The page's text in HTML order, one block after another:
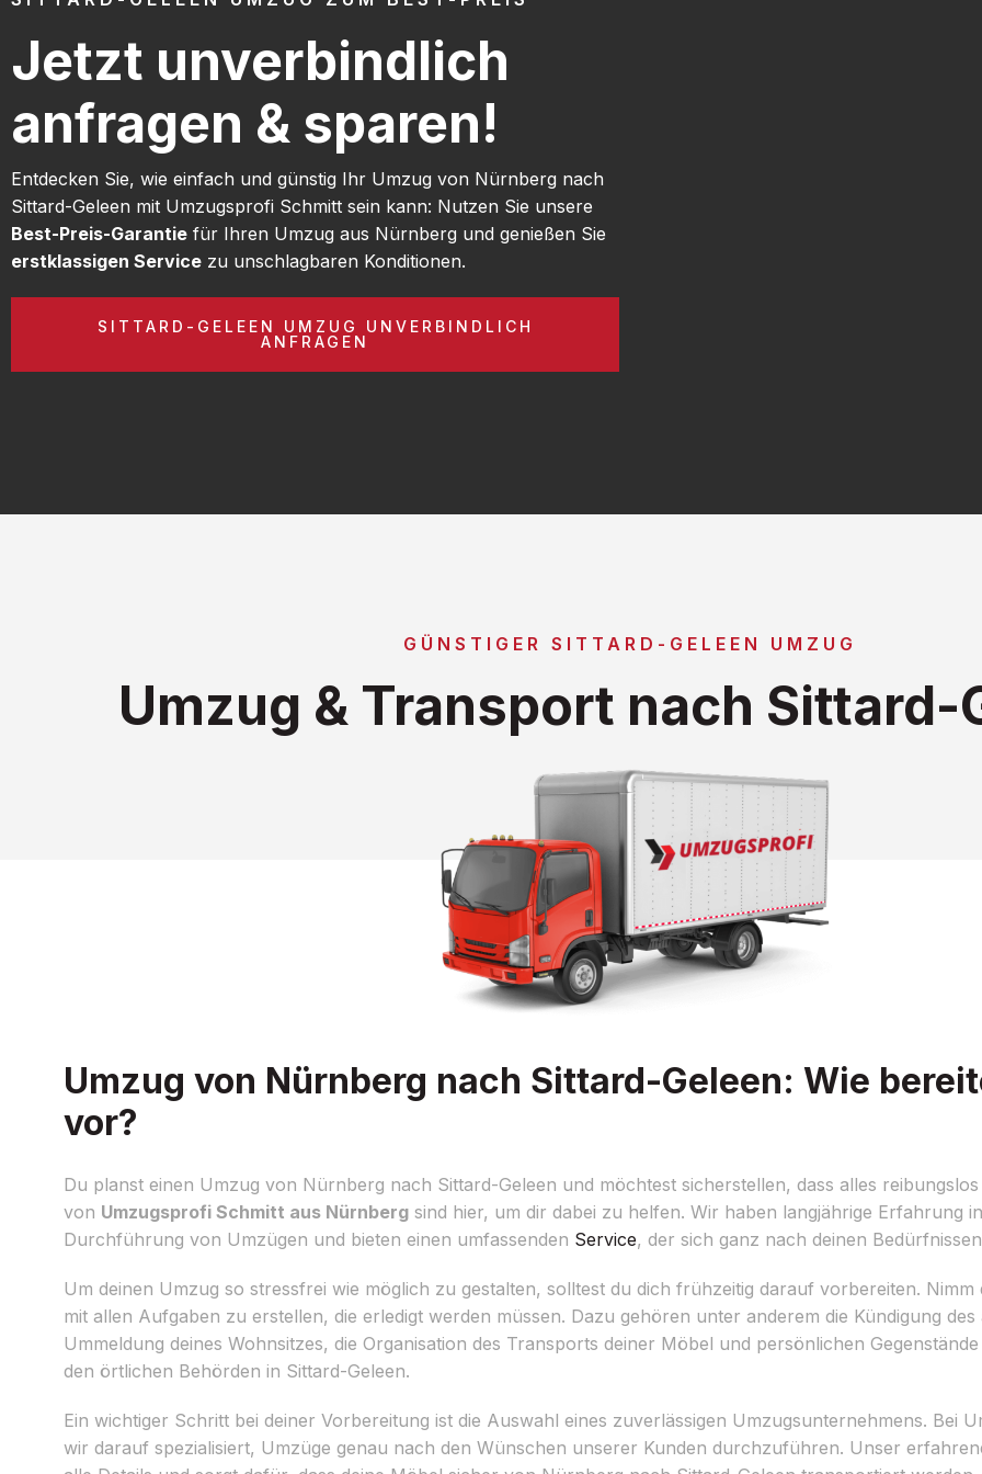
Jetzt unverbindlich
anfragen & sparen!
Entdecken Sie, wie einfach und günstig Ihr Umzug von Nürnberg nach
Sittard-Geleen mit Umzugsprofi Schmitt sein kann: Nutzen Sie unsere
Best-Preis-Garantie für Ihren Umzug aus Nürnberg und genießen Sie
erstklassigen Service zu unschlagbaren Konditionen.
SITTARD-GELEEN UMZUG UNVERBINDLICH
ANFRAGEN
GÜNSTIGER SITTARD-GELEEN UMZUG
Umzug & Transport nach Sittard-
Umzug von Nürnberg nach Sittard-Geleen: Wie
vor?
Du planst einen Umzug von Nürnberg nach Sittard-Geleen und möchtest sicherstellen, dass alles
von Umzugsprofi Schmitt aus Nürnberg sind hier, um dir dabei zu helfen. Wir haben langjährige Erfahrung
Durchführung von Umzügen und bieten einen umfassenden Service, der sich ganz nach deinen
Um deinen Umzug so stressfrei wie möglich zu gestalten, solltest du dich frühzeitig darauf vorbereiten. Nimm
mit allen Aufgaben zu erstellen, die erledigt werden müssen. Dazu gehören unter anderem die Kündigung
Ummeldung deines Wohnsitzes, die Organisation des Transports deiner Möbel und persönlichen
den örtlichen Behörden in Sittard-Geleen.
Ein wichtiger Schritt bei deiner Vorbereitung ist die Auswahl eines zuverlässigen Umzugsunternehmens. Bei
wir darauf spezialisiert, Umzüge genau nach den Wünschen unserer Kunden durchzuführen. Unser